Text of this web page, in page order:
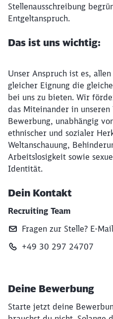
Stellenausschreibung
Entgeltanspruch.
Das ist uns wichtig:
Unser Anspruch ist es,
gleicher Eignung die
bei uns zu bieten. Wir
das Miteinander in unseren
Bewerbung, unabhängig
ethnischer und sozialer
Weltanschauung,
Arbeitslosigkeit sowie
Identität.
Dein Kontakt
Recruiting Team
Fragen zur Stelle?
+49 30 297 24707
Deine Bewerbung
Starte jetzt deine